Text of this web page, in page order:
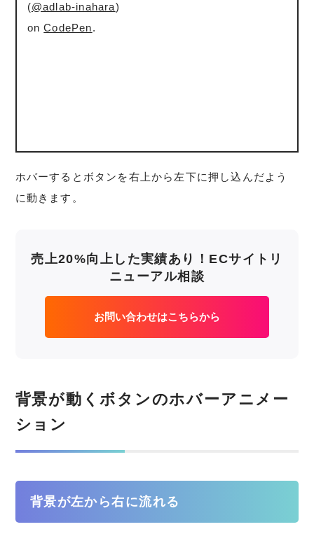
(@adlab-inahara)
onCodePen.
ホバーするとボタンを右上から左下に押し込んだよう
に動きます。
売上20%向上した実績あり！ECサイトリ
ニューアル相談
お問い合わせはこちらから
背景が動くボタンのホバーアニメー
ション
背景が左から右に流れる